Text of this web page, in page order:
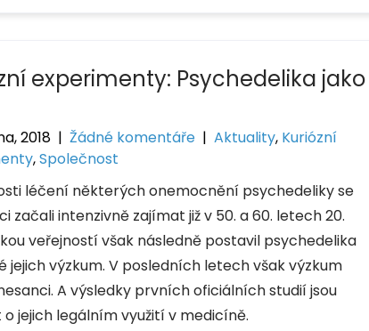
experimenty: Psychedelika jako
2018 |Žádné komentáře |Aktuality, Kuriózní
,Společnost
léčení některých onemocnění psychedeliky se
začali intenzivně zajímat již v 50. a 60. letech 20.
veřejností však následně postavil psychedelika
jejich výzkum. V posledních letech však výzkum
A výsledky prvních oficiálních studií jsou
jejich legálním využití v medicíně.